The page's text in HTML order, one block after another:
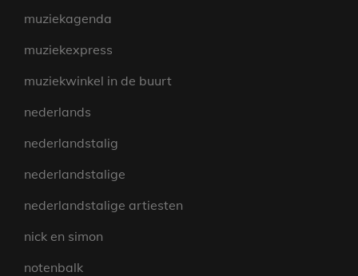
muziekagenda
muziekexpress
muziekwinkel in de buurt
nederlands
nederlandstalig
nederlandstalige
nederlandstalige artiesten
nick en simon
notenbalk